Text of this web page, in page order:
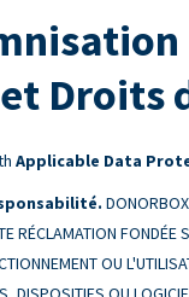
Droits
Applicable Data
RÉCLAMATION FONDÉE
OU